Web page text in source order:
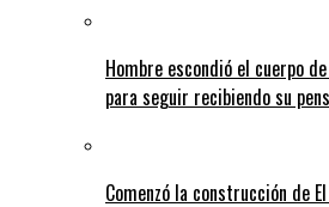
Hombre escondió el cuerpo
para seguir recibiendo su
Comenzó la construcción de